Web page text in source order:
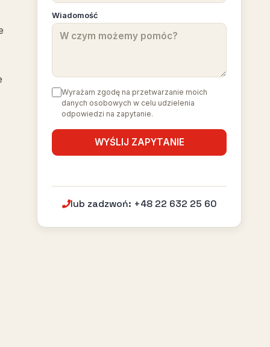
Wiadomość
Wyrażam zgodę na przetwarzanie moich
danych osobowych w celu udzielenia
odpowiedzi na zapytanie.
lub zadzwoń: +48 22 632 25 60